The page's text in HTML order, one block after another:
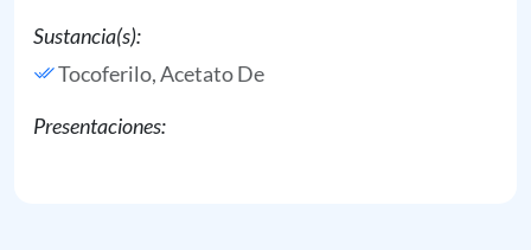
Sustancia(s):
Tocoferilo, Acetato De
Presentaciones: